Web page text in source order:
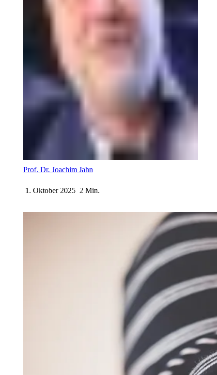
Prof. Dr. Joachim Jahn
1. Oktober 2025 2 Min.